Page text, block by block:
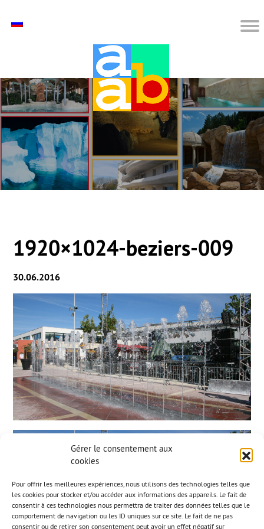
Gérer le consentement aux
cookies
Pour offrir les meilleures expériences, nous utilisons des technologies telles que
les cookies pour stocker et/ou accéder aux informations des appareils. Le fait de
consentir à ces technologies nous permettra de traiter des données telles que le
comportement de navigation ou les ID uniques sur ce site. Le fait de ne pas
consentir ou de retirer son consentement peut avoir un effet négatif sur
1920×1024-beziers-009
30.06.2016